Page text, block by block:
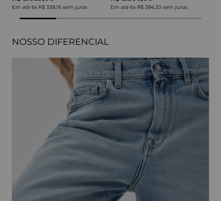
Em até 6x R$ 338,16 sem juros Em até 6x R$ 384,33 sem juros
NOSSO DIFERENCIAL